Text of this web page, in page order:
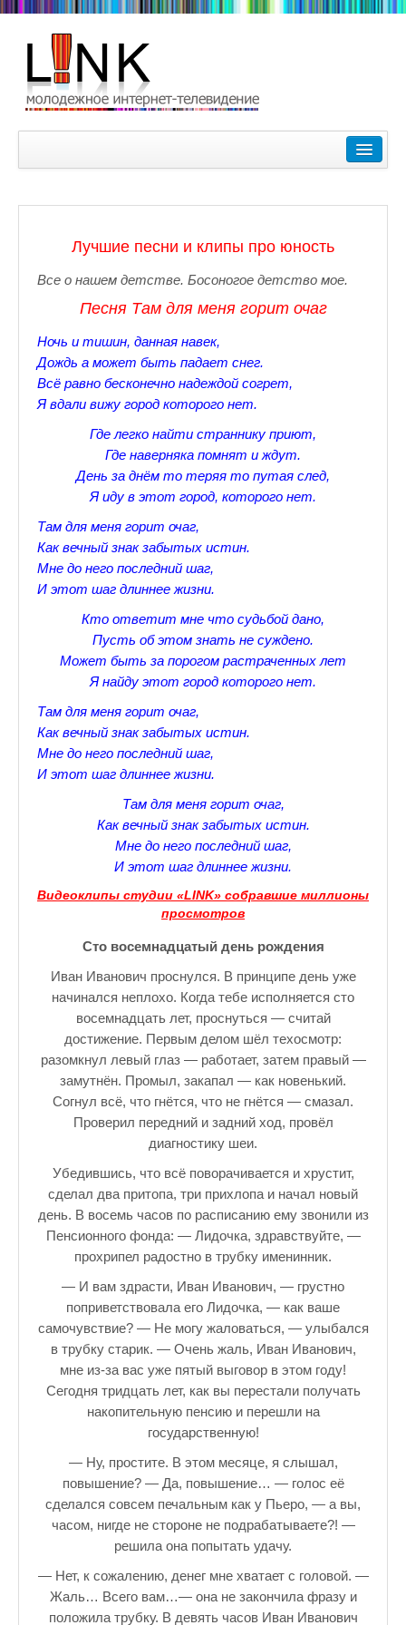
Зимние Олимпийские игры 2018. Заметки наших
Прогулки по Царскому Селу. Зима.
Секции настольного тенниса в Пушкинском районе
Прогулки по Царскому Селу. Весна.
Прогулки по Царскому Селу. Лето
Прогулки по Царскому Селу. Осень
Царскосельские Стихи
Александр Пушкин Стихи
Стихотворения лицеистов
Все про Царское село
Лучшие стихи Русских Классиков
♪♫Nostalgia melody★
♪♫Музыкальное ассорти★
♪♫Nostalgia melody★
ЗАЛЫ ДЛЯ НАСТОЛЬНОГО ТЕННИСА В ПУШКИНЕ
♪♫Анекдоты★
♪♫Рассказы 3★
♪♫Все тексты новых песен★
♪♫Детские песенки★
♪♫Красивые стихи★
♪♫Песни Высоцкого★
♪♫Eще раз про любовь★
♪♫♪♫Романсы♪♫♪♫
♪♫Рассказы★
♪♫Рассказы 2★
Top видео студии
Лучшее фото недели
Лучшее фото дня
Фотоссесия. Лучшие спортсмены.
Настольный теннис в Пушкине Санкт-Петербург. Клубы и
Лучшее видео месяца
Секции настольного тенниса в Пушкинском районе
Куда уходит детство
Лучшие песни и клипы про юность
Все о нашем детстве. Босоногое детство мое.
Песня Там для меня горит очаг
Hочь и тишин, данная навек,
Дождь а может быть падает снег.
Всё равно бесконечно надеждой согрет,
Я вдали вижу город которого нет.
Где легко найти страннику приют,
Где наверняка помнят и ждут.
День за днём то теряя то путая след,
Я иду в этот город, которого нет.
Там для меня горит очаг,
Как вечный знак забытых истин.
Мне до него последний шаг,
И этот шаг длиннее жизни.
Кто ответит мне что судьбой дано,
Пусть об этом знать не суждено.
Может быть за порогом растраченных лет
Я найду этот город которого нет.
Там для меня горит очаг,
Как вечный знак забытых истин.
Мне до него последний шаг,
И этот шаг длиннее жизни.
Там для меня горит очаг,
Как вечный знак забытых истин.
Мне до него последний шаг,
И этот шаг длиннее жизни.
Видеоклипы студии «LINK» собравшие миллионы
просмотров
Сто восемнадцатый день рождения
Иван Иванович проснулся. В принципе день уже
начинался неплохо. Когда тебе исполняется сто
восемнадцать лет, проснуться — считай
достижение. Первым делом шёл техосмотр:
разомкнул левый глаз — работает, затем правый —
замутнён. Промыл, закапал — как новенький.
Согнул всё, что гнётся, что не гнётся — смазал.
Проверил передний и задний ход, провёл
диагностику шеи.
Убедившись, что всё поворачивается и хрустит,
сделал два притопа, три прихлопа и начал новый
день. В восемь часов по расписанию ему звонили из
Пенсионного фонда: — Лидочка, здравствуйте, —
прохрипел радостно в трубку именинник.
— И вам здрасти, Иван Иванович, — грустно
поприветствовала его Лидочка, — как ваше
самочувствие? — Не могу жаловаться, — улыбался
в трубку старик. — Очень жаль, Иван Иванович,
мне из-за вас уже пятый выговор в этом году!
Сегодня тридцать лет, как вы перестали получать
накопительную пенсию и перешли на
государственную!
— Ну, простите. В этом месяце, я слышал,
повышение? — Да, повышение… — голос её
сделался совсем печальным как у Пьеро, — а вы,
часом, нигде не стороне не подрабатываете?! —
решила она попытать удачу.
— Нет, к сожалению, денег мне хватает с головой. —
Жаль… Всего вам…— она не закончила фразу и
положила трубку. В девять часов Иван Иванович